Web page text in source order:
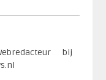
bij